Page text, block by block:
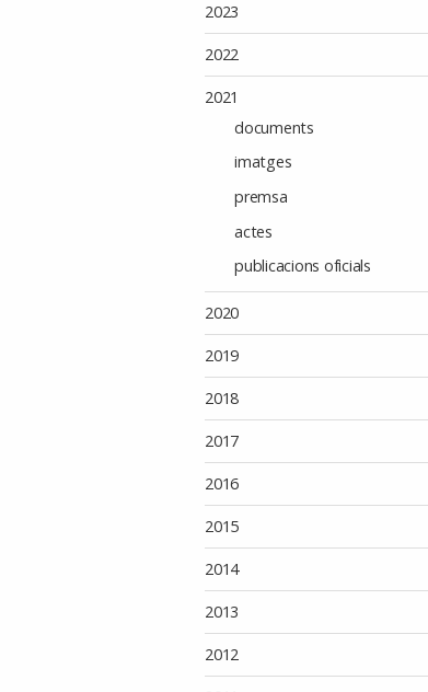
2023
2022
2021
documents
imatges
premsa
actes
publicacions oficials
2020
2019
2018
2017
2016
2015
2014
2013
2012